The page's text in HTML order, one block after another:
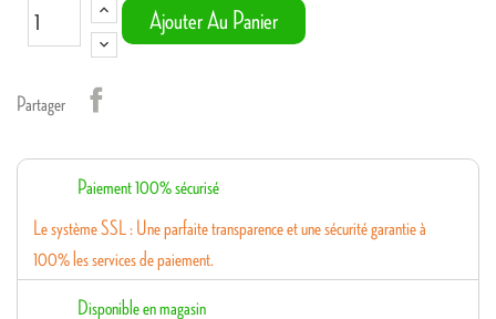
Ajouter Au Panier
Partager
Paiement 100% sécurisé
Le système SSL : Une parfaite transparence et une sécurité garantie à
100% les services de paiement.
Disponible en magasin